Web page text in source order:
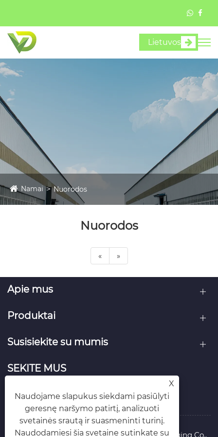
Lietuvos
Namai Nuorodos
Nuorodos
« »
Apie mus
Produktai
Susisiekite su mumis
SEKITE MUS
Autoriaus teisės © 2025 Qingdao Yilida Packaging Co.,
X
Naudojame slapukus siekdami pasiūlyti
geresnę naršymo patirtį, analizuoti
svetainės srautą ir suasmeninti turinį.
Naudodamiesi šia svetaine sutinkate su